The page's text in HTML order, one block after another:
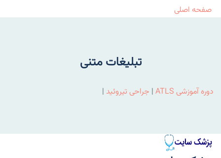
صفحه اصلی
تبلیغات متنی
دوره آموزشی ATLS | جراحی تیروئید |